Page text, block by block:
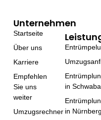
Unternehmen
Startseite
Über uns
Karriere
Empfehlen
Sie uns
weiter
Umzugsrechner
in
in Nürnberg